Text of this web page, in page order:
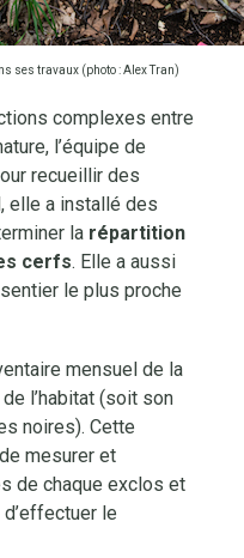
ses travaux (photo : Alex Tran)
complexes entre
l’équipe de
recueillir des
elle a installé des
la répartition
cerfs. Elle a aussi
le plus proche
mensuel de la
l’habitat (soit son
noires). Cette
mesurer et
de chaque exclos et
le